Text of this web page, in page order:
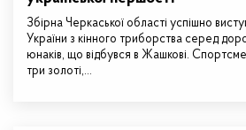
Збірна Черкаської області успішно
України з кінного триборства серед
юнаків, що відбувся в Жашкові.
три золоті,…